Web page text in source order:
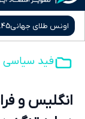
اونس طلای جهانی
فید سیاسی
انگلیس و